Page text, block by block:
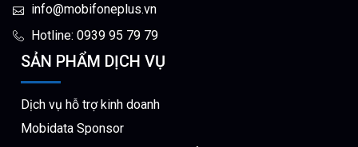
info@mobifoneplus.vn
Hotline: 0939 95 79 79
SẢN PHẨM DỊCH VỤ
Dịch vụ hỗ trợ kinh doanh
Mobidata Sponsor